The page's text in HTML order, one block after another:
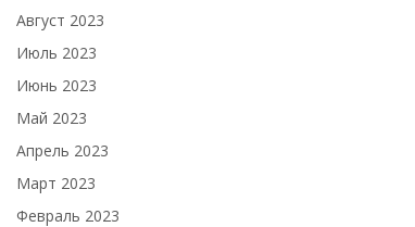
Август 2023
Июль 2023
Июнь 2023
Май 2023
Апрель 2023
Март 2023
Февраль 2023